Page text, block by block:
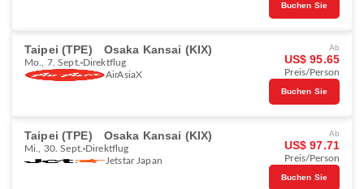
Buchen Sie
Taipei (TPE) Osaka Kansai (KIX)
Mo., 7. Sept. Direktflug
AirAsiaX
Ab
US$ 95.65
Preis/Person
Buchen Sie
Taipei (TPE) Osaka Kansai (KIX)
Mi., 30. Sept. Direktflug
Jetstar Japan
Ab
US$ 97.71
Preis/Person
Buchen Sie